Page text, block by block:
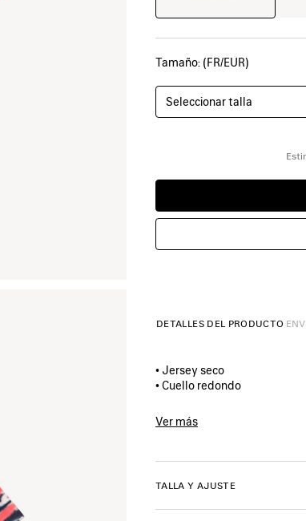
Tamaño: (FR/EUR)
Seleccionar talla
DETALLES DEL PRODUCTO
• Jersey seco
• Cuello redondo
• Ilustración extreme tie dye
• Fabricada en Portugal
Ver más
TALLA Y AJUSTE